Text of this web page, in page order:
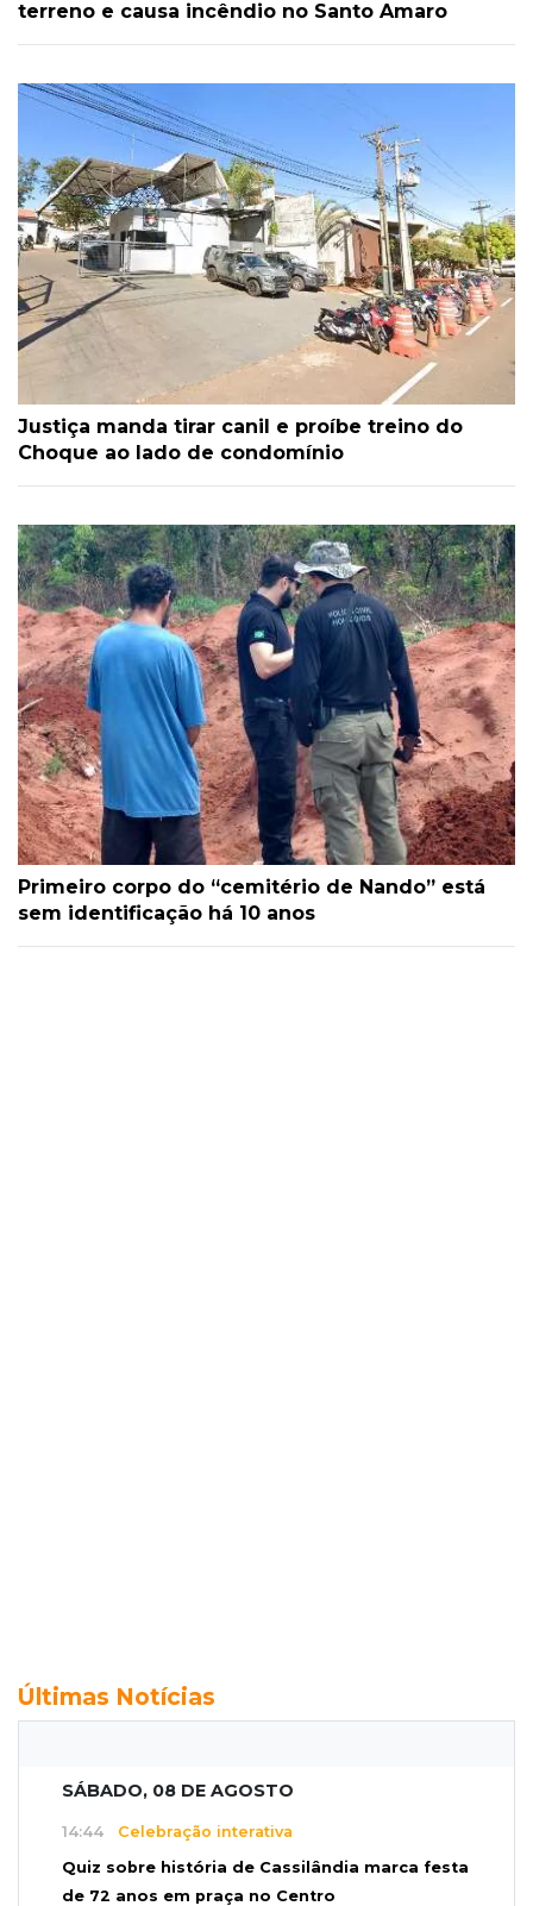
terreno e causa incêndio no Santo Amaro
Justiça manda tirar canil e proíbe treino do
Choque ao lado de condomínio
Primeiro corpo do “cemitério de Nando” está
sem identificação há 10 anos
Últimas Notícias
SÁBADO, 08 DE AGOSTO
14:44 Celebração interativa
Quiz sobre história de Cassilândia marca festa
de 72 anos em praça no Centro